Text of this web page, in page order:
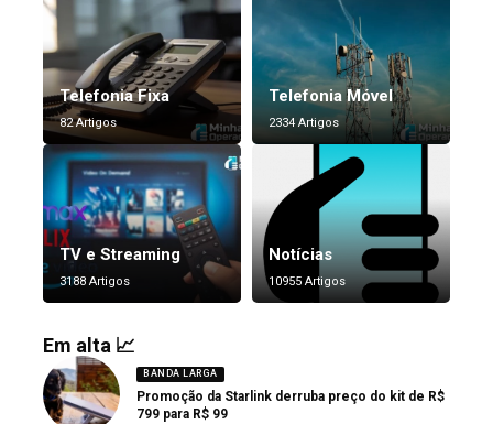
Telefonia Fixa
82 Artigos
Telefonia Móvel
2334 Artigos
TV e Streaming
3188 Artigos
Notícias
10955 Artigos
Em alta 📈
BANDA LARGA
Promoção da Starlink derruba preço do kit de R$
799 para R$ 99